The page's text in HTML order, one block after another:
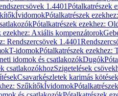
1.4401Pótalkatrészek
ÍvidomokPótalkatrészek
Pótalkatrészek ezekhez:
ezekhez: Axiális kompenzátorok
Rendszercsövek 1.4401
T-idomokPótalkatrészek ezekhez:
idomok és csatlakozókDugók
csatlakozókhozSzigetelések
Csavarkészletek karimás
SzűkítőkÍvidomok